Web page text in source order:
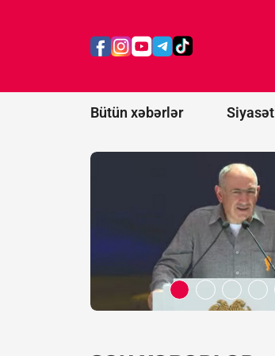
Bütün xəbərlər Siyasət
Əliyevə
danışdı